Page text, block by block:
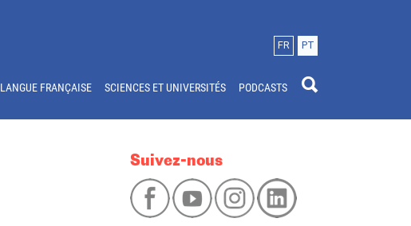
FR PT
LANGUE FRANÇAISE SCIENCES ET UNIVERSITÉS PODCASTS
Suivez-nous